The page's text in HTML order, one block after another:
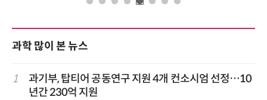
과학 많이 본 뉴스
1
과기부, 탑티어 공동연구 지원 4개 컨소시엄 선정…10
년간 230억 지원